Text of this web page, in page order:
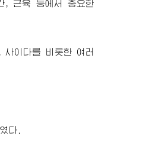
, 근육 등에서 중요한
사이다를 비롯한 여러
다.